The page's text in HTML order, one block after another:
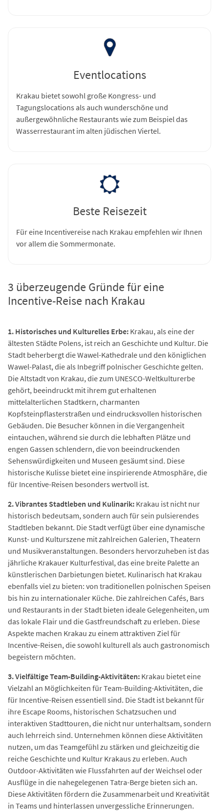
Eventlocations
Krakau bietet sowohl große Kongress- und
Tagungslocations als auch wunderschöne und
außergewöhnliche Restaurants wie zum Beispiel das
Wasserrestaurant im alten jüdischen Viertel.
Beste Reisezeit
Für eine Incentivereise nach Krakau empfehlen wir Ihnen
vor allem die Sommermonate.
3 überzeugende Gründe für eine
Incentive-Reise nach Krakau
1. Historisches und Kulturelles Erbe: Krakau, als eine der
ältesten Städte Polens, ist reich an Geschichte und Kultur. Die
Stadt beherbergt die Wawel-Kathedrale und den königlichen
Wawel-Palast, die als Inbegriff polnischer Geschichte gelten.
Die Altstadt von Krakau, die zum UNESCO-Weltkulturerbe
gehört, beeindruckt mit ihrem gut erhaltenen
mittelalterlichen Stadtkern, charmanten
Kopfsteinpflasterstraßen und eindrucksvollen historischen
Gebäuden. Die Besucher können in die Vergangenheit
eintauchen, während sie durch die lebhaften Plätze und
engen Gassen schlendern, die von beeindruckenden
Sehenswürdigkeiten und Museen gesäumt sind. Diese
historische Kulisse bietet eine inspirierende Atmosphäre, die
für Incentive-Reisen besonders wertvoll ist.
2. Vibrantes Stadtleben und Kulinarik: Krakau ist nicht nur
historisch bedeutsam, sondern auch für sein pulsierendes
Stadtleben bekannt. Die Stadt verfügt über eine dynamische
Kunst- und Kulturszene mit zahlreichen Galerien, Theatern
und Musikveranstaltungen. Besonders hervorzuheben ist das
jährliche Krakauer Kulturfestival, das eine breite Palette an
künstlerischen Darbietungen bietet. Kulinarisch hat Krakau
ebenfalls viel zu bieten: von traditionellen polnischen Speisen
bis hin zu internationaler Küche. Die zahlreichen Cafés, Bars
und Restaurants in der Stadt bieten ideale Gelegenheiten, um
das lokale Flair und die Gastfreundschaft zu erleben. Diese
Aspekte machen Krakau zu einem attraktiven Ziel für
Incentive-Reisen, die sowohl kulturell als auch gastronomisch
begeistern möchten.
3. Vielfältige Team-Building-Aktivitäten: Krakau bietet eine
Vielzahl an Möglichkeiten für Team-Building-Aktivitäten, die
für Incentive-Reisen essentiell sind. Die Stadt ist bekannt für
ihre Escape Rooms, historischen Schatzsuchen und
interaktiven Stadttouren, die nicht nur unterhaltsam, sondern
auch lehrreich sind. Unternehmen können diese Aktivitäten
nutzen, um das Teamgefühl zu stärken und gleichzeitig die
reiche Geschichte und Kultur Krakaus zu erleben. Auch
Outdoor-Aktivitäten wie Flussfahrten auf der Weichsel oder
Ausflüge in die nahegelegenen Tatra-Berge bieten sich an.
Diese Aktivitäten fördern die Zusammenarbeit und Kreativität
in Teams und hinterlassen unvergessliche Erinnerungen.